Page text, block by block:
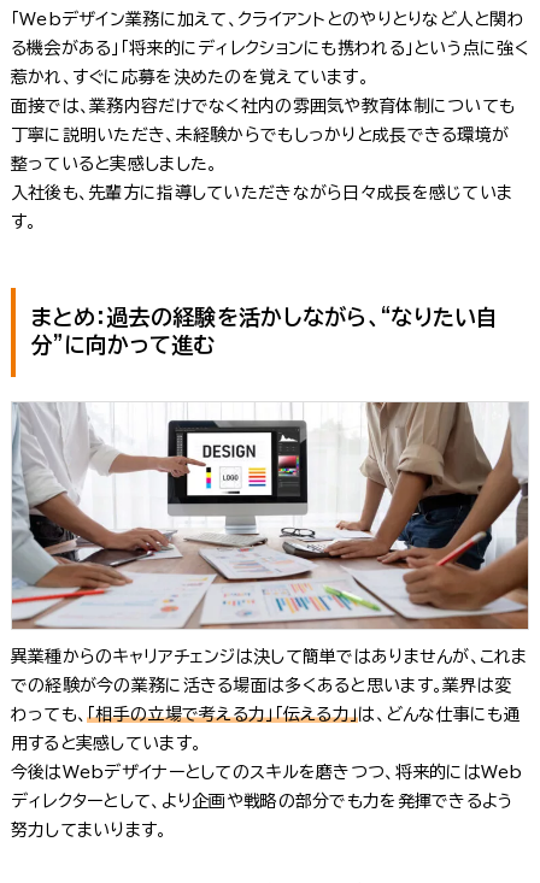
「Webデザイン業務に加えて、クライアントとのやりとりなど人と関わ
る機会がある」「将来的にディレクションにも携われる」という点に強く
惹かれ、すぐに応募を決めたのを覚えています。
面接では、業務内容だけでなく社内の雰囲気や教育体制についても
丁寧に説明いただき、未経験からでもしっかりと成長できる環境が
整っていると実感しました。
入社後も、先輩方に指導していただきながら日々成長を感じていま
す。
まとめ：過去の経験を活かしながら、“なりたい自
分”に向かって進む
異業種からのキャリアチェンジは決して簡単ではありませんが、これま
での経験が今の業務に活きる場面は多くあると思います。業界は変
わっても、「相手の立場で考える力」「伝える力」は、どんな仕事にも通
用すると実感しています。
今後はWebデザイナーとしてのスキルを磨きつつ、将来的にはWeb
ディレクターとして、より企画や戦略の部分でも力を発揮できるよう
努力してまいります。